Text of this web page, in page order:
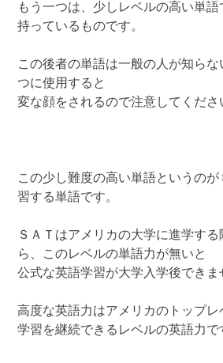
もう一つは、少しレベルの高い単
持っているものです。
この後者の単語は一般の人が知ら
つに使用すると
変な顔をされるので注意してくださ
この少し難度の高い単語というの
習する単語です。
ＳＡＴはアメリカの大学に進学す
ら、このレベルの単語力が無いと
公式な英語学習が大学入学後できま
高度な英語力はアメリカのトップレ
学習を継続できるレベルの英語力で